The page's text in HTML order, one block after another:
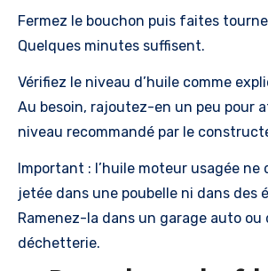
Fermez le bouchon puis faites
Quelques minutes suffisent.
Vérifiez le niveau d’huile comme
Au besoin, rajoutez-en un peu pour
niveau recommandé par le
Important : l’huile moteur usagée ne
jetée dans une poubelle ni dans des
Ramenez-la dans un garage auto ou
déchetterie.